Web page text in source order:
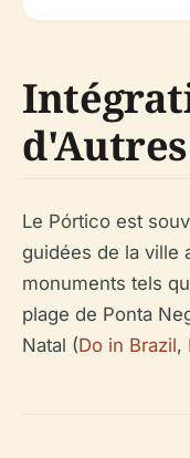
Le Pórtico est
guidées de la ville
monuments tels
plage de Ponta
Natal (Do in Brazil,